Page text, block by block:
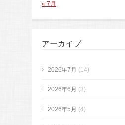
« 7月
アーカイブ
2026年7月 (14)
2026年6月 (3)
2026年5月 (4)